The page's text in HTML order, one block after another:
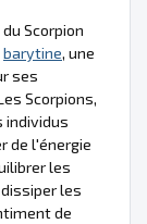
Scorpion
barytine, une
ses
Scorpions,
individus
de l'énergie
les
les
de